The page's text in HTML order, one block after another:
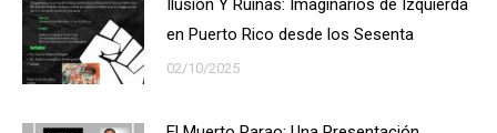
Ilusión Y Ruinas: Imaginarios de Izquierda
en Puerto Rico desde los Sesenta
02/10/2025